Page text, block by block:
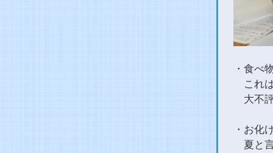
・食べ
これ
大不
・お化
夏と